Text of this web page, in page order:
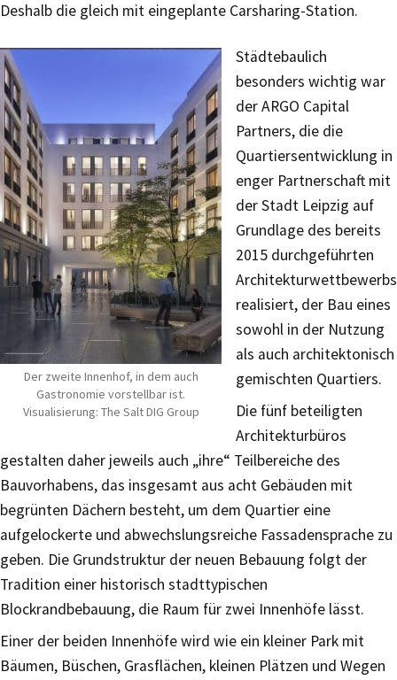
Deshalb die gleich mit eingeplante Carsharing-Station.
Der zweite Innenhof, in dem auch
Gastronomie vorstellbar ist.
Visualisierung: The Salt DIG Group
Städtebaulich
besonders wichtig war
der ARGO Capital
Partners, die die
Quartiersentwicklung in
enger Partnerschaft mit
der Stadt Leipzig auf
Grundlage des bereits
2015 durchgeführten
Architekturwettbewerbs
realisiert, der Bau eines
sowohl in der Nutzung
als auch architektonisch
gemischten Quartiers.
Die fünf beteiligten
Architekturbüros
gestalten daher jeweils auch „ihre“ Teilbereiche des
Bauvorhabens, das insgesamt aus acht Gebäuden mit
begrünten Dächern besteht, um dem Quartier eine
aufgelockerte und abwechslungsreiche Fassadensprache zu
geben. Die Grundstruktur der neuen Bebauung folgt der
Tradition einer historisch stadttypischen
Blockrandbebauung, die Raum für zwei Innenhöfe lässt.
Einer der beiden Innenhöfe wird wie ein kleiner Park mit
Bäumen, Büschen, Grasflächen, kleinen Plätzen und Wegen